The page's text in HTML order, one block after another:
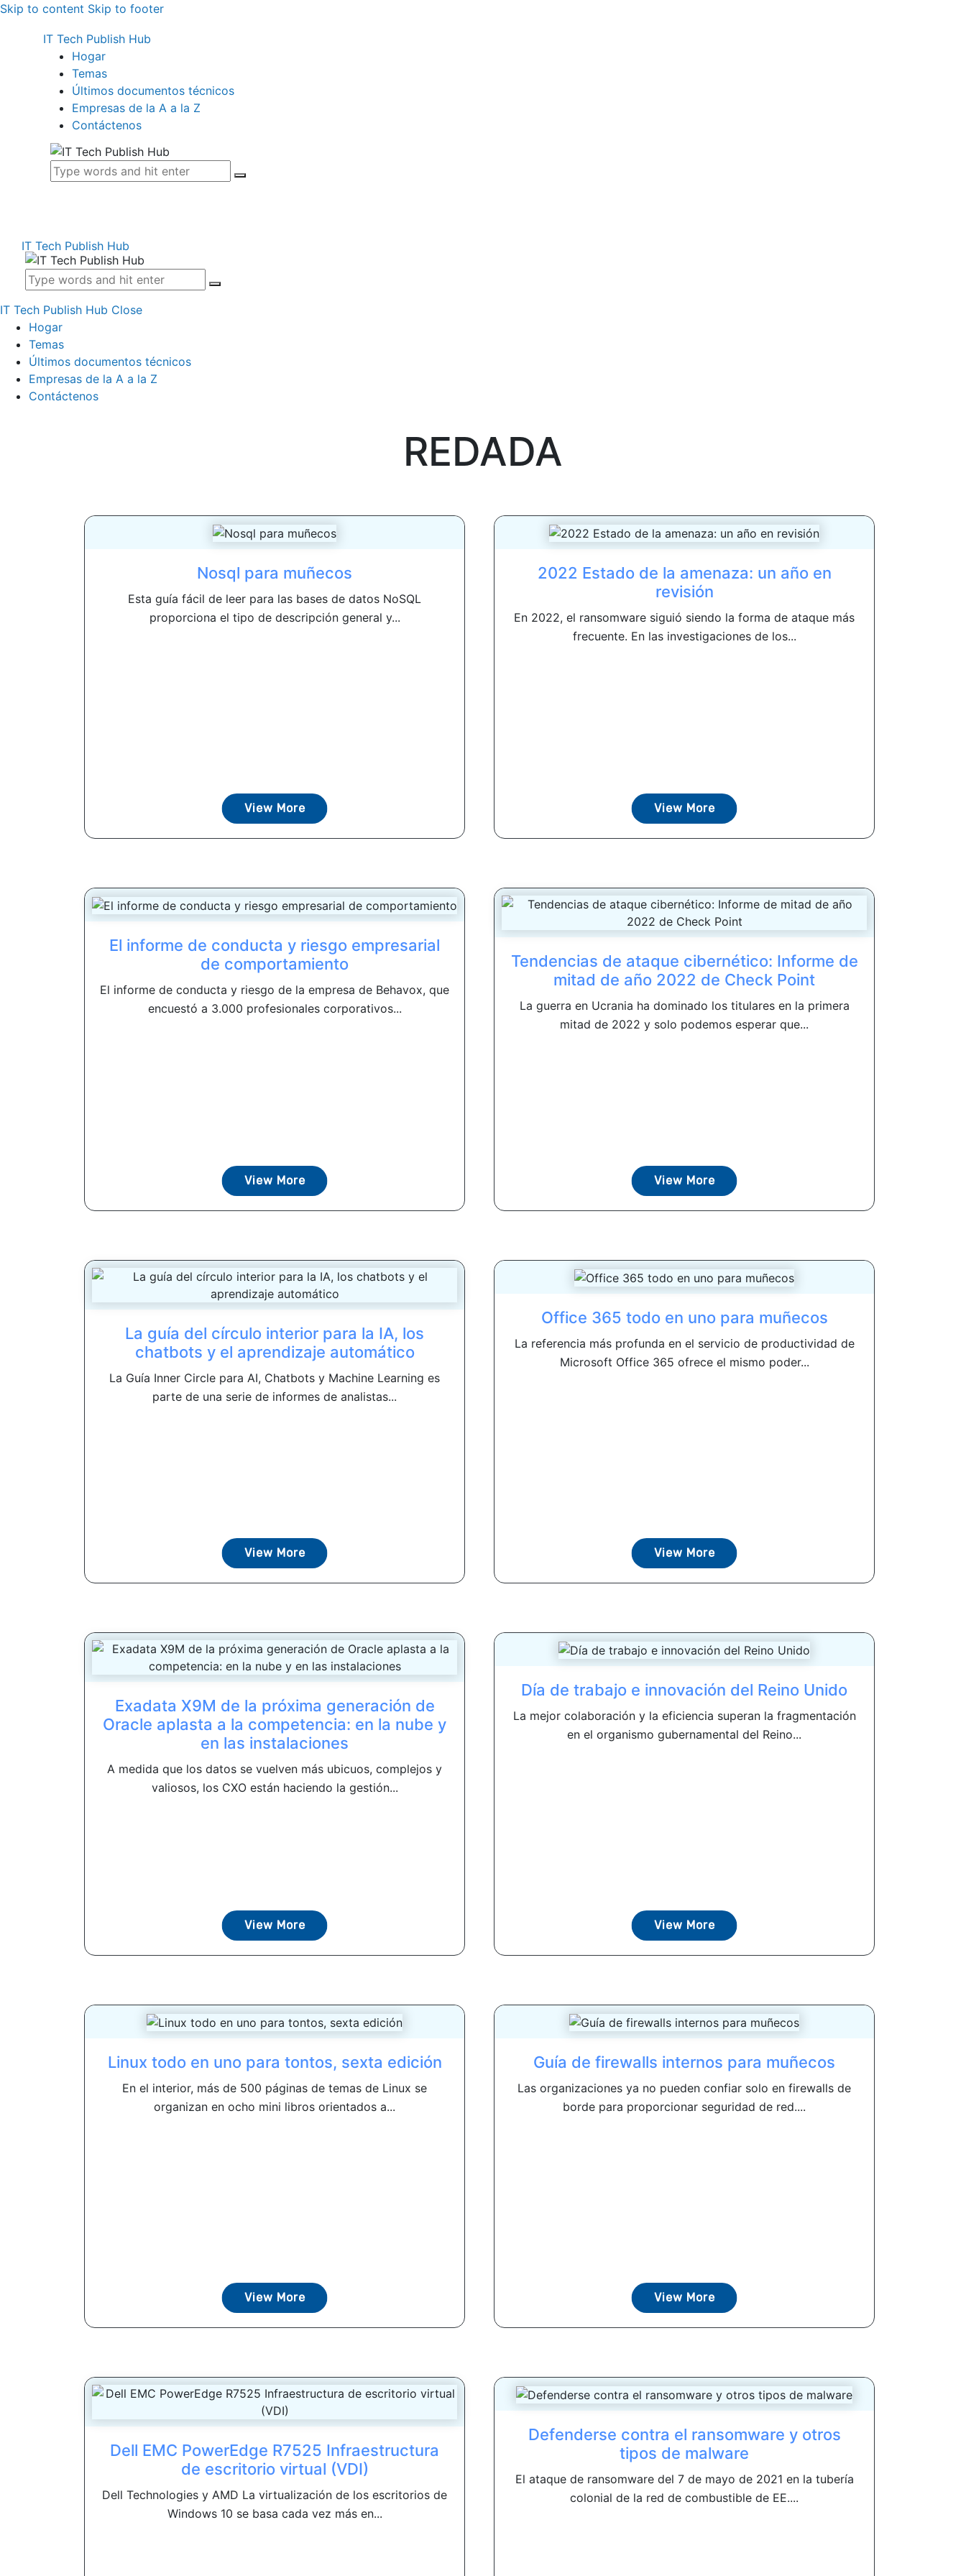
Skip to content Skip to footer
IT Tech Publish Hub
Hogar
Temas
Últimos documentos técnicos
Empresas de la A a la Z
Contáctenos
IT Tech Publish Hub
IT Tech Publish Hub Close
Hogar
Temas
Últimos documentos técnicos
Empresas de la A a la Z
Contáctenos
REDADA
Nosql para muñecos
Esta guía fácil de leer para las bases de datos NoSQL
proporciona el tipo de descripción general y...
View More
2022 Estado de la amenaza: un año en
revisión
En 2022, el ransomware siguió siendo la forma de ataque más
frecuente. En las investigaciones de los...
View More
El informe de conducta y riesgo empresarial
de comportamiento
El informe de conducta y riesgo de la empresa de Behavox, que
encuestó a 3.000 profesionales corporativos...
View More
Tendencias de ataque cibernético: Informe de
mitad de año 2022 de Check Point
La guerra en Ucrania ha dominado los titulares en la primera
mitad de 2022 y solo podemos esperar que...
View More
La guía del círculo interior para la IA, los
chatbots y el aprendizaje automático
La Guía Inner Circle para AI, Chatbots y Machine Learning es
parte de una serie de informes de analistas...
View More
Office 365 todo en uno para muñecos
La referencia más profunda en el servicio de productividad de
Microsoft Office 365 ofrece el mismo poder...
View More
Exadata X9M de la próxima generación de
Oracle aplasta a la competencia: en la nube y
en las instalaciones
A medida que los datos se vuelven más ubicuos, complejos y
valiosos, los CXO están haciendo la gestión...
View More
Día de trabajo e innovación del Reino Unido
La mejor colaboración y la eficiencia superan la fragmentación
en el organismo gubernamental del Reino...
View More
Linux todo en uno para tontos, sexta edición
En el interior, más de 500 páginas de temas de Linux se
organizan en ocho mini libros orientados a...
View More
Guía de firewalls internos para muñecos
Las organizaciones ya no pueden confiar solo en firewalls de
borde para proporcionar seguridad de red....
View More
Dell EMC PowerEdge R7525 Infraestructura
de escritorio virtual (VDI)
Dell Technologies y AMD La virtualización de los escritorios de
Windows 10 se basa cada vez más en...
Defenderse contra el ransomware y otros
tipos de malware
El ataque de ransomware del 7 de mayo de 2021 en la tubería
colonial de la red de combustible de EE....